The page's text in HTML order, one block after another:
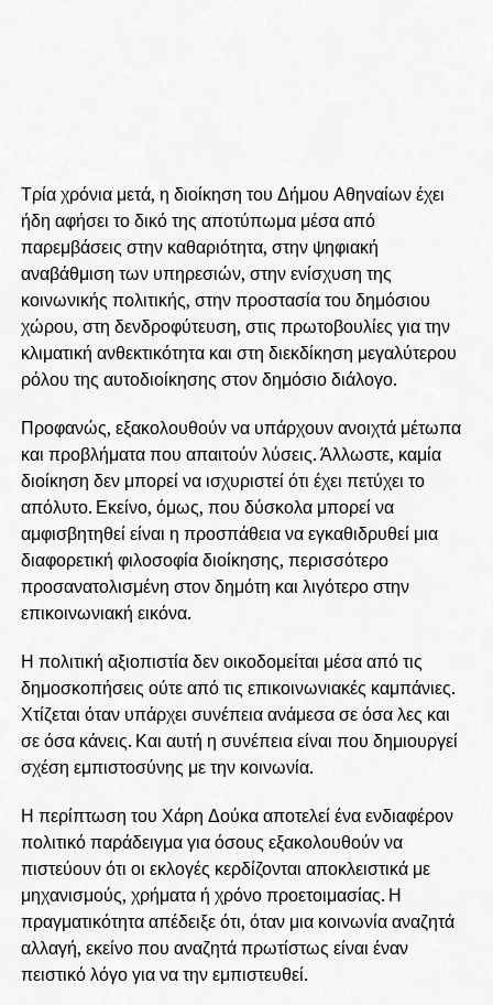
Τρία χρόνια μετά, η διοίκηση του Δήμου Αθηναίων έχει
ήδη αφήσει το δικό της αποτύπωμα μέσα από
παρεμβάσεις στην καθαριότητα, στην ψηφιακή
αναβάθμιση των υπηρεσιών, στην ενίσχυση της
κοινωνικής πολιτικής, στην προστασία του δημόσιου
χώρου, στη δενδροφύτευση, στις πρωτοβουλίες για την
κλιματική ανθεκτικότητα και στη διεκδίκηση μεγαλύτερου
ρόλου της αυτοδιοίκησης στον δημόσιο διάλογο.
Προφανώς, εξακολουθούν να υπάρχουν ανοιχτά μέτωπα
και προβλήματα που απαιτούν λύσεις. Άλλωστε, καμία
διοίκηση δεν μπορεί να ισχυριστεί ότι έχει πετύχει το
απόλυτο. Εκείνο, όμως, που δύσκολα μπορεί να
αμφισβητηθεί είναι η προσπάθεια να εγκαθιδρυθεί μια
διαφορετική φιλοσοφία διοίκησης, περισσότερο
προσανατολισμένη στον δημότη και λιγότερο στην
επικοινωνιακή εικόνα.
Η πολιτική αξιοπιστία δεν οικοδομείται μέσα από τις
δημοσκοπήσεις ούτε από τις επικοινωνιακές καμπάνιες.
Χτίζεται όταν υπάρχει συνέπεια ανάμεσα σε όσα λες και
σε όσα κάνεις. Και αυτή η συνέπεια είναι που δημιουργεί
σχέση εμπιστοσύνης με την κοινωνία.
Η περίπτωση του Χάρη Δούκα αποτελεί ένα ενδιαφέρον
πολιτικό παράδειγμα για όσους εξακολουθούν να
πιστεύουν ότι οι εκλογές κερδίζονται αποκλειστικά με
μηχανισμούς, χρήματα ή χρόνο προετοιμασίας. Η
πραγματικότητα απέδειξε ότι, όταν μια κοινωνία αναζητά
αλλαγή, εκείνο που αναζητά πρωτίστως είναι έναν
πειστικό λόγο για να την εμπιστευθεί.